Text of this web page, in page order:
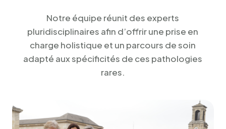
Notre équipe réunit des experts
pluridisciplinaires afin d’offrir une prise en
charge holistique et un parcours de soin
adapté aux spécificités de ces pathologies
rares.